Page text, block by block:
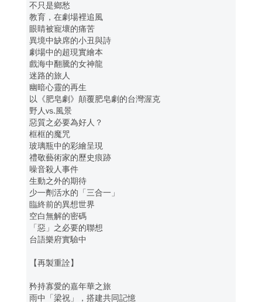
不只是鄉愁
教育，在劇場裡追風
眼睛被寵壞的痛苦
異境中缺席的小丑與詩
劇場中的超現實繪本
戲海中翻騰的女神龍
迷路的旅人
幽暗心靈的再生
以《肥皂劇》顛覆肥皂劇的台灣渥克
野人vs.風景
惡質之必要為好人？
框框的魔咒
玻璃瓶中的彩繪呈現
禮敬藝術家的歷史痕跡
噪音殺人事件
生動之外的期待
少一劑活水的「三合一」
臨終前的異想世界
空白無解的密碼
「惡」之必要的聯想
台語樂府實驗中
【再製重詮】
矜持寡愛的嘉年華之旅
雨中「梁祝」，搭建共同記憶